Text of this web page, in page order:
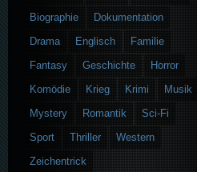
Biographie
Dokumentation
Drama
Englisch
Familie
Fantasy
Geschichte
Horror
Komödie
Krieg Krimi
Musik
Mystery
Romantik
Sci-Fi
Sport
Thriller
Western
Zeichentrick